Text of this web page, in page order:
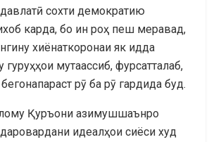
сохти демократию
карда, бо ин роҳ пеш меравад,
хиёнаткоронаи як идда
гуруҳҳои мутаассиб, фурсатталаб,
рӯ ба рӯ гардида буд.
Қуръони азимушшаънро
идеалҳои сиёси худ